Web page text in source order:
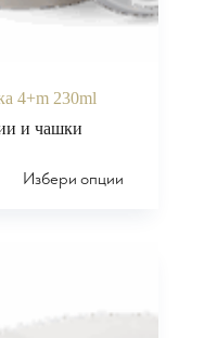
4+m 230ml
и чашки
Избери опции